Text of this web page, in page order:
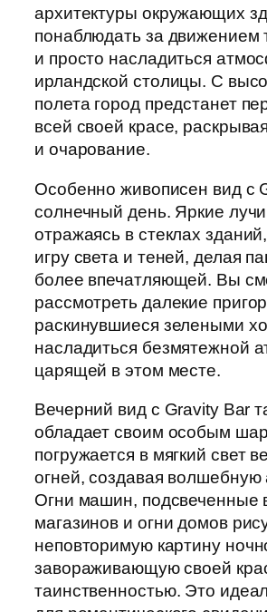
архитектуры окружающих
понаблюдать за движением
и просто насладиться
ирландской столицы. С
полета город предстанет
всей своей красе,
и очарование.
Особенно живописен вид с
солнечный день. Яркие
отражаясь в стеклах
игру света и теней, делая
более впечатляющей. Вы
рассмотреть далекие
раскинувшиеся зелеными
насладиться безмятежной
царящей в этом месте.
Вечерний вид с Gravity Bar
обладает своим особым
погружается в мягкий свет
огней, создавая
Огни машин, подсвеченные
магазинов и огни домов
неповторимую картину
завораживающую своей
таинственностью. Это